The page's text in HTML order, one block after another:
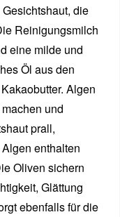
die
Reinigungsmilch
eine milde und
Öl aus den
Algen
und
prall,
enthalten
Oliven sichern
Glättung
ebenfalls für die